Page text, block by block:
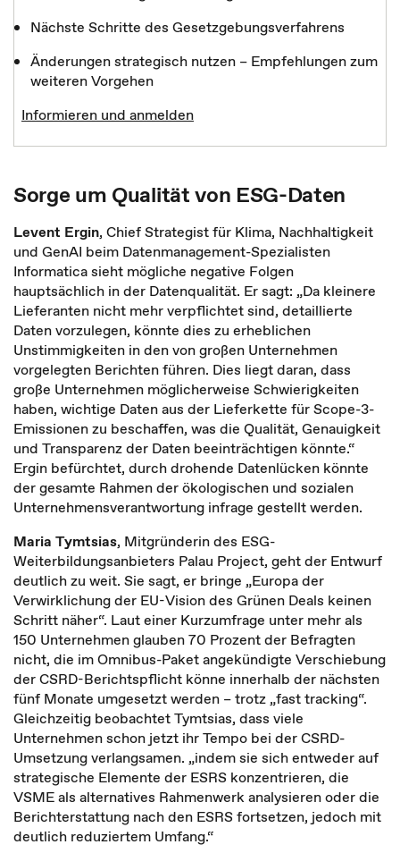
Nächste Schritte des Gesetzgebungsverfahrens
Änderungen strategisch nutzen – Empfehlungen zum
weiteren Vorgehen
Informieren und anmelden
Sorge um Qualität von ESG-Daten
Levent Ergin, Chief Strategist für Klima, Nachhaltigkeit
und GenAI beim Datenmanagement-Spezialisten
Informatica sieht mögliche negative Folgen
hauptsächlich in der Datenqualität. Er sagt: „Da kleinere
Lieferanten nicht mehr verpflichtet sind, detaillierte
Daten vorzulegen, könnte dies zu erheblichen
Unstimmigkeiten in den von großen Unternehmen
vorgelegten Berichten führen. Dies liegt daran, dass
große Unternehmen möglicherweise Schwierigkeiten
haben, wichtige Daten aus der Lieferkette für Scope-3-
Emissionen zu beschaffen, was die Qualität, Genauigkeit
und Transparenz der Daten beeinträchtigen könnte.“
Ergin befürchtet, durch drohende Datenlücken könnte
der gesamte Rahmen der ökologischen und sozialen
Unternehmensverantwortung infrage gestellt werden.
Maria Tymtsias, Mitgründerin des ESG-
Weiterbildungsanbieters Palau Project, geht der Entwurf
deutlich zu weit. Sie sagt, er bringe „Europa der
Verwirklichung der EU-Vision des Grünen Deals keinen
Schritt näher“. Laut einer Kurzumfrage unter mehr als
150 Unternehmen glauben 70 Prozent der Befragten
nicht, die im Omnibus-Paket angekündigte Verschiebung
der CSRD-Berichtspflicht könne innerhalb der nächsten
fünf Monate umgesetzt werden – trotz „fast tracking“.
Gleichzeitig beobachtet Tymtsias, dass viele
Unternehmen schon jetzt ihr Tempo bei der CSRD-
Umsetzung verlangsamen. „indem sie sich entweder auf
strategische Elemente der ESRS konzentrieren, die
VSME als alternatives Rahmenwerk analysieren oder die
Berichterstattung nach den ESRS fortsetzen, jedoch mit
deutlich reduziertem Umfang.“